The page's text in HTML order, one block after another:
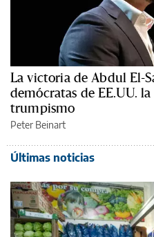
La victoria de Abdul El-
demócratas de EE.UU.
trumpismo
Peter Beinart
Últimas noticias